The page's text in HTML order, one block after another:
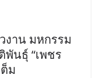
งาน มหกรรม
นธุ์ “เพชร
ม